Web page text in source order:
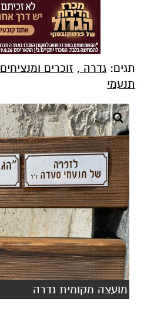
תגים: גדרה , זוכרים ומנציחים
תנעמי
מועצה מקומית גדרה